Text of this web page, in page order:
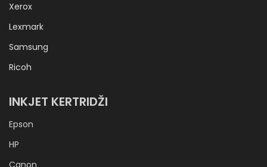
Xerox
Lexmark
Samsung
Ricoh
INKJET KERTRIDŽI
Epson
HP
Canon